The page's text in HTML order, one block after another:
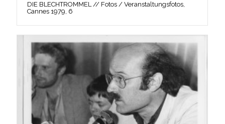
DIE BLECHTROMMEL // Fotos / Veranstaltungsfotos,
Cannes 1979, 6